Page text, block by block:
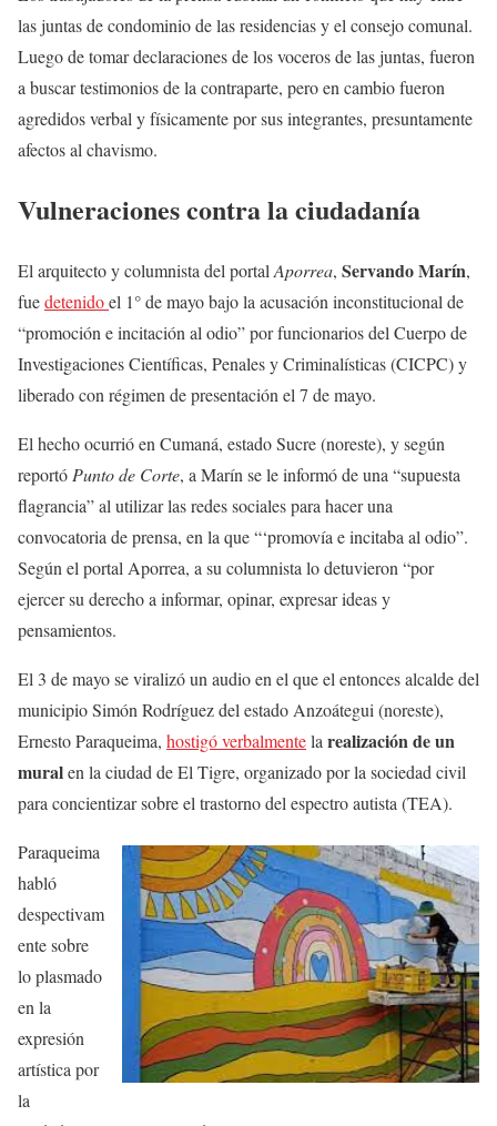
las juntas de condominio de las residencias y el consejo comunal.
Luego de tomar declaraciones de los voceros de las juntas, fueron
a buscar testimonios de la contraparte, pero en cambio fueron
agredidos verbal y físicamente por sus integrantes, presuntamente
afectos al chavismo.
Vulneraciones contra la ciudadanía
El arquitecto y columnista del portalAporrea, Servando Marín,
fuedetenidoel 1° de mayo bajo la acusación inconstitucional de
“promoción e incitación al odio” por funcionarios del Cuerpo de
Investigaciones Científicas, Penales y Criminalísticas (CICPC) y
liberado con régimen de presentación el 7 de mayo.
El hecho ocurrió en Cumaná, estado Sucre (noreste), y según
reportóPunto de Corte, a Marín se le informó de una “supuesta
flagrancia” al utilizar las redes sociales para hacer una
convocatoria de prensa, en la que “‘promovía e incitaba al odio”.
Según el portal Aporrea, a su columnista lo detuvieron “por
ejercer su derecho a informar, opinar, expresar ideas y
pensamientos.
El 3 de mayo se viralizó un audio en el que el entonces alcalde del
municipio Simón Rodríguez del estado Anzoátegui (noreste),
Ernesto Paraqueima, hostigó verbalmentelarealización de un
muralen la ciudad de El Tigre, organizado por la sociedad civil
para concientizar sobre el trastorno del espectro autista (TEA).
Paraqueima
habló
despectivam
ente sobre
lo plasmado
en la
expresión
artística por
la